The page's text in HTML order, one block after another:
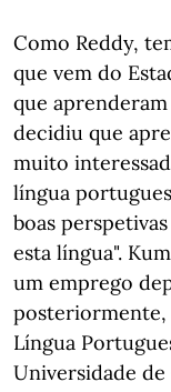
Como Reddy,
que vem do
que
decidiu que
muito
língua
boas
esta língua".
um emprego
Língua
Universidade de